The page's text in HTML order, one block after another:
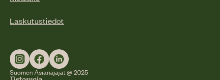
Laskutustiedot
Suomen Asianajajat @ 2025